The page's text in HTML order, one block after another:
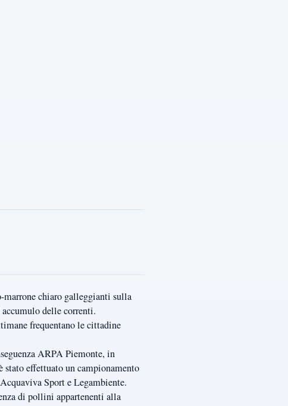
chiaro galleggianti sulla
delle correnti.
frequentano le cittadine
ARPA Piemonte, in
stato effettuato un campionamento
Sport e Legambiente.
di pollini appartenenti alla